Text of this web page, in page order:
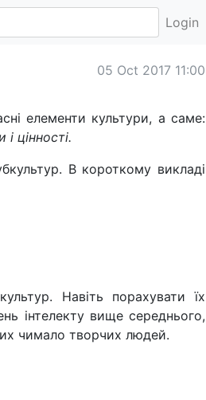
Login
05 Oct 2017 11:00
елементи культури, а саме:
цінності.
В короткому викладі
Навіть порахувати їх
інтелекту вище середнього,
чимало творчих людей.